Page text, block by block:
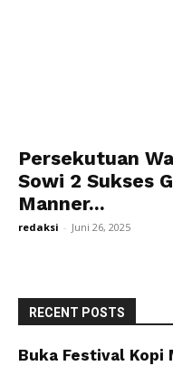
Persekutuan
Sowi 2 Sukses
Manner...
redaksi - Juni 26, 2025
RECENT POSTS
Buka Festival Kopi